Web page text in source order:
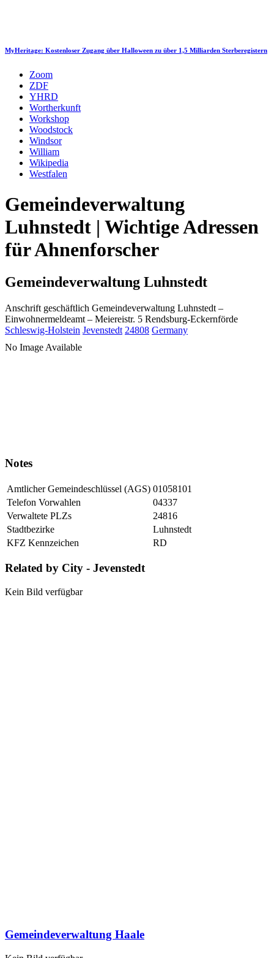
MyHeritage: Kostenloser Zugang über Halloween zu über 1,5 Milliarden Sterberegistern
Zoom
ZDF
YHRD
Wortherkunft
Workshop
Woodstock
Windsor
William
Wikipedia
Westfalen
Gemeindeverwaltung
Luhnstedt | Wichtige Adressen
für Ahnenforscher
Gemeindeverwaltung Luhnstedt
Anschrift geschäftlich Gemeindeverwaltung Luhnstedt –
Einwohnermeldeamt – Meiereistr. 5 Rendsburg-Eckernförde
Schleswig-Holstein Jevenstedt 24808 Germany
No Image Available
Notes
Amtlicher Gemeindeschlüssel (AGS) 01058101
Telefon Vorwahlen
04337
Verwaltete PLZs
24816
Stadtbezirke
Luhnstedt
KFZ Kennzeichen
RD
Related by City - Jevenstedt
Kein Bild verfügbar
Gemeindeverwaltung Haale